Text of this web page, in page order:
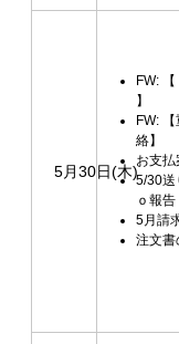
5月30日(木)
FW:
】
FW:
絡】
お支
5/30送
ｏ報告
5月請
注文書